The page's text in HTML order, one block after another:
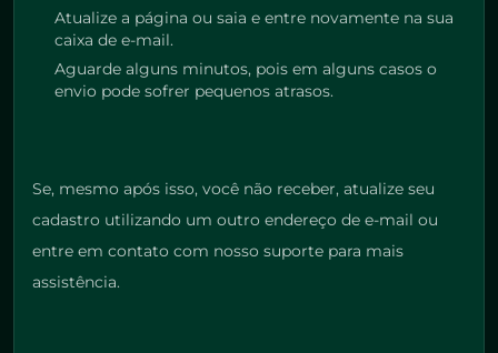
Atualize a página ou saia e entre novamente na sua
caixa de e-mail.
Aguarde alguns minutos, pois em alguns casos o
envio pode sofrer pequenos atrasos.
Se, mesmo após isso, você não receber, atualize seu
cadastro utilizando um outro endereço de e-mail ou
entre em contato com nosso suporte para mais
assistência.